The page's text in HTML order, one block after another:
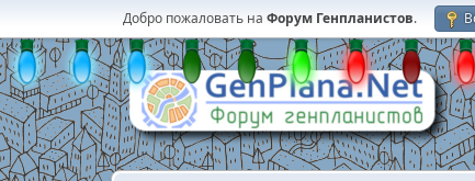
Добро пожаловать на Форум Генпланистов.